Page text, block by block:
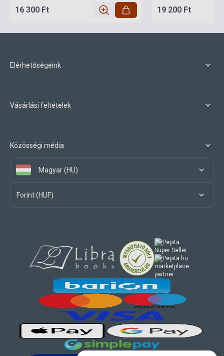
16 300 Ft 19 200 Ft
Elérhetőségeink
Vásárlási feltételek
Közösségi média
Magyar (HU)
Forint (HUF)
marketplace
partner